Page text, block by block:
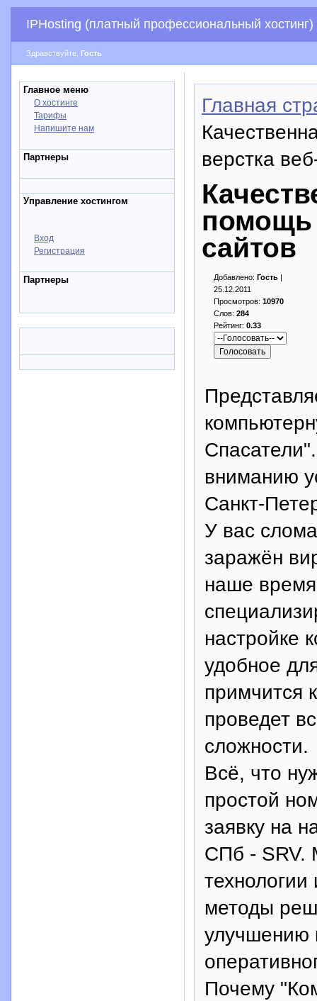
IPHosting (платный профессиональный хостинг)
Здравствуйте, Гость
Главное меню
О хостинге
Тарифы
Напишите нам
Партнеры
Управление хостингом
Вход
Регистрация
Партнеры
Главная
верстка
помощь
сайтов
Добавлено: Гость |
25.12.2011
Просмотров: 10970
Слов: 284
Рейтинг: 0.33
вниманию
Санкт-
У вас
заражён
наше
настройке
удобное
примчится
проведет
сложности.
Всё, что
простой
заявку на
СПб - SRV.
методы
улучшению
Почему